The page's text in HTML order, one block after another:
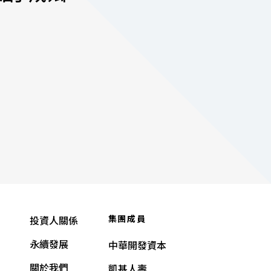
投資人關係
永續發展
關於我們
集團成員
中華開發資本